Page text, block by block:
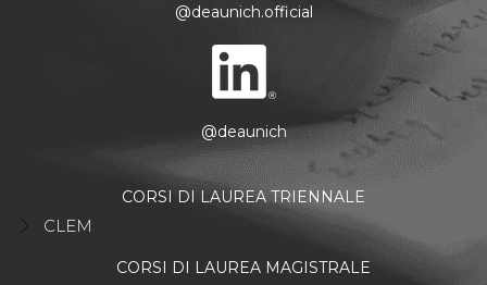
@deaunich.official
@deaunich
CORSI DI LAUREA TRIENNALE
CLEM
CORSI DI LAUREA MAGISTRALE